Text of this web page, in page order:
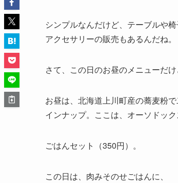
シンプルなんだけど、テーブルや
アクセサリーの販売もあるんだね。
さて、この日のお昼のメニューだ
お昼は、北海道上川町産の蕎麦粉
インナップ。ここは、オーソドッ
ごはんセット（350円）。
この日は、肉みそのせごはんに、